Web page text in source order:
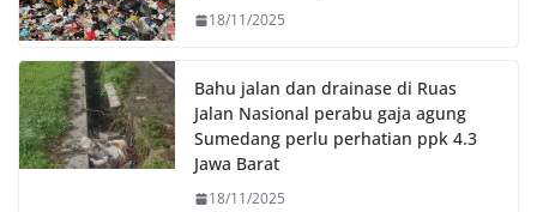
18/11/2025
Bahu jalan dan drainase di Ruas
Jalan Nasional perabu gaja agung
Sumedang perlu perhatian ppk 4.3
Jawa Barat
18/11/2025